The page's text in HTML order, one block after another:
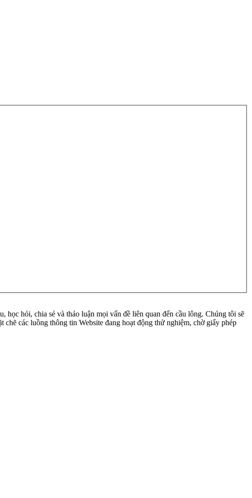
hỏi, chia sẻ và thảo luận mọi vấn đề liên quan đến cầu lông. Chúng tôi sẽ
các luồng thông tin Website đang hoạt động thử nghiệm, chờ giấy phép